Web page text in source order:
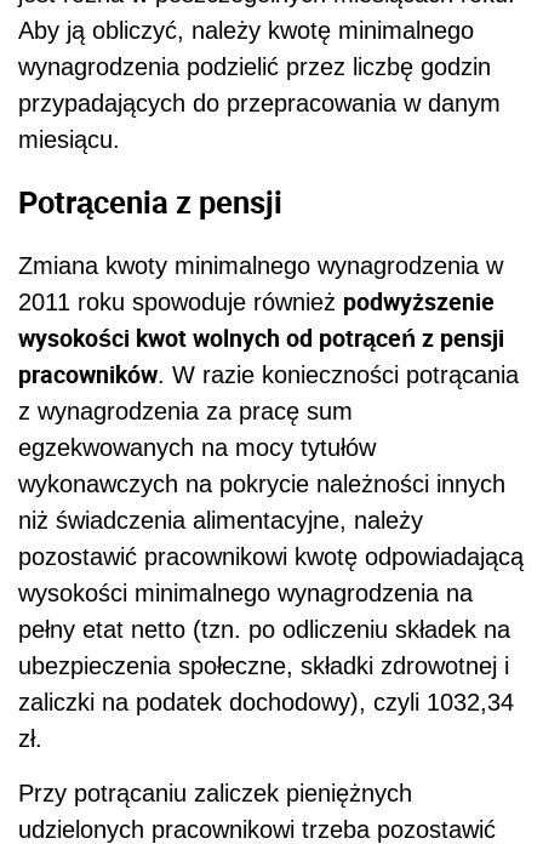
Aby ją obliczyć, należy kwotę minimalnego
wynagrodzenia podzielić przez liczbę godzin
przypadających do przepracowania w danym
miesiącu.
Potrącenia z pensji
Zmiana kwoty minimalnego wynagrodzenia w
2011 roku spowoduje również podwyższenie
wysokości kwot wolnych od potrąceń z pensji
pracowników. W razie konieczności potrącania
z wynagrodzenia za pracę sum
egzekwowanych na mocy tytułów
wykonawczych na pokrycie należności innych
niż świadczenia alimentacyjne, należy
pozostawić pracownikowi kwotę odpowiadającą
wysokości minimalnego wynagrodzenia na
pełny etat netto (tzn. po odliczeniu składek na
ubezpieczenia społeczne, składki zdrowotnej i
zaliczki na podatek dochodowy), czyli 1032,34
zł.
Przy potrącaniu zaliczek pieniężnych
udzielonych pracownikowi trzeba pozostawić